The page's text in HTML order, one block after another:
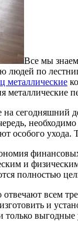
Все мы
людей по
металлические
сегодняшний
особого
и
полностью
всем
и
выгодные